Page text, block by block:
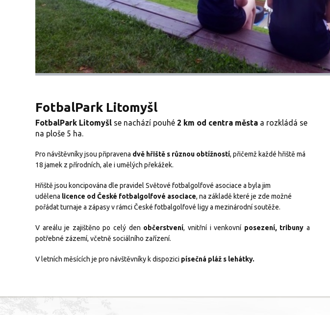
FotbalPark Litomyšl
FotbalPark Litomyšl se nachází pouhé 2 km od centra města a rozkládá se
na ploše 5 ha.
Pro návštěvníky jsou připravena dvě hřiště s různou obtížností, přičemž každé hřiště má
18 jamek z přírodních, ale i umělých překážek.
Hřiště jsou koncipována dle pravidel Světové fotbalgolfové asociace a byla jim
udělena licence od České fotbalgolfové asociace, na základě které je zde možné
pořádat turnaje a zápasy v rámci České fotbalgolfové ligy a mezinárodní soutěže.
V areálu je zajištěno po celý den občerstvení, vnitřní i venkovní posezení, tribuny a
potřebné zázemí, včetně sociálního zařízení.
V letních měsících je pro návštěvníky k dispozici písečná pláž s lehátky.